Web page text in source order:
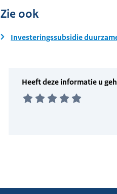
Zie ook
Investeringssubsidie